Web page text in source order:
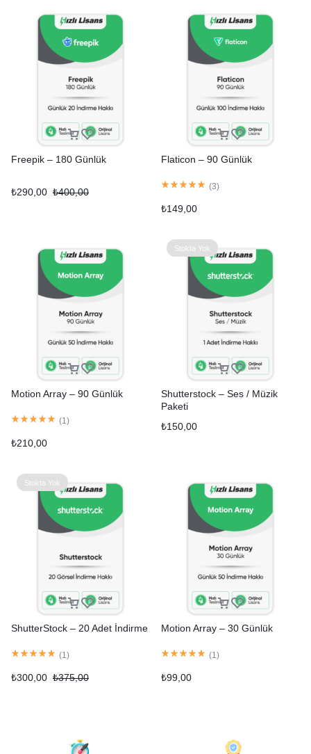
Freepik – 180 Günlük
₺290,00 ₺400,00
Flaticon – 90 Günlük
(3)
₺149,00
Motion Array – 90 Günlük
(1 )
₺210,00
Stokta Yok
Shutterstock – Ses / Müzik
Paketi
₺150,00
Stokta Yok
ShutterStock – 20 Adet İndirme
(1 )
₺300,00 ₺375,00
Motion Array – 30 Günlük
(1 )
₺99,00